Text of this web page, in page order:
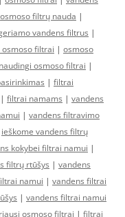
osmoso filtrų nauda |
vandens filtrus |
filtrai | osmoso
osmoso filtrai |
| filtrai
| filtrai namams | vandens
| vandens filtravimo
ieškome vandens filtrų
kokybei filtrai namui |
filtrų rtūšys | vandens
namui | vandens filtrai
| vandens filtrai namui
osmoso filtrai | filtrai